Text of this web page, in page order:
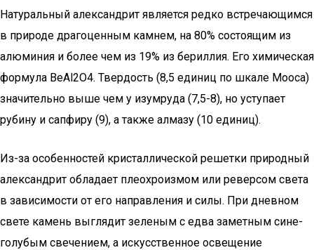
Натуральный александрит является редко встречающимся
в природе драгоценным камнем, на 80% состоящим из
алюминия и более чем из 19% из бериллия. Его химическая
формула BeAl2O4. Твердость (8,5 единиц по шкале Мооса)
значительно выше чем у изумруда (7,5-8), но уступает
рубину и сапфиру (9), а также алмазу (10 единиц).
Из-за особенностей кристаллической решетки природный
александрит обладает плеохроизмом или реверсом света
в зависимости от его направления и силы. При дневном
свете камень выглядит зеленым с едва заметным сине-
голубым свечением, а искусственное освещение